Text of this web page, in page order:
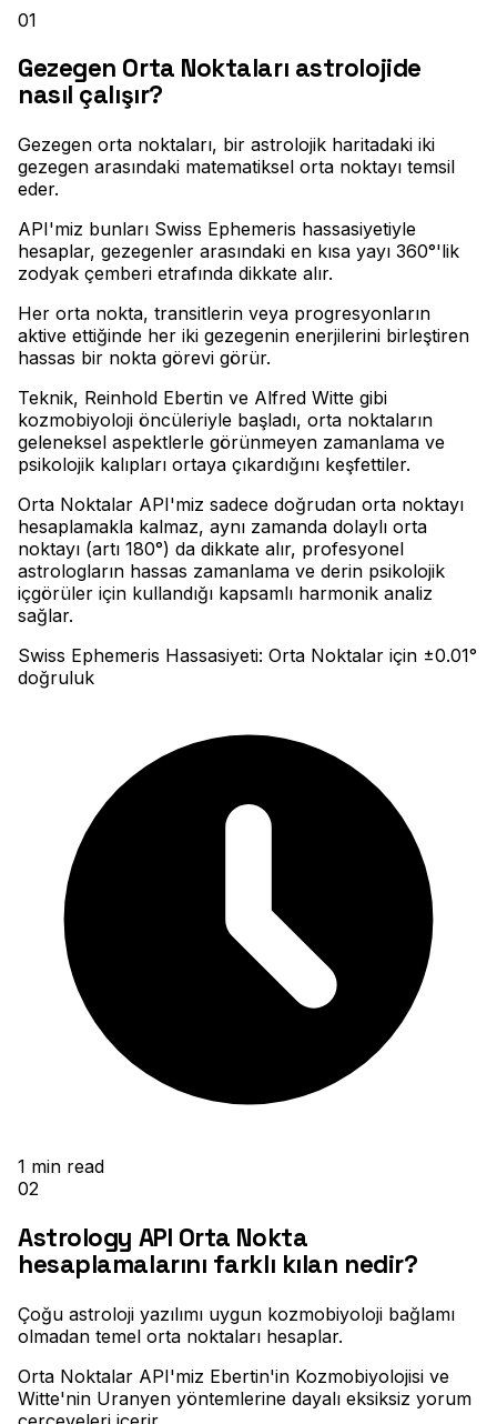
01
Gezegen Orta Noktaları astrolojide
nasıl çalışır?
Gezegen orta noktaları, bir astrolojik haritadaki iki
gezegen arasındaki matematiksel orta noktayı temsil
eder.
API'miz bunları Swiss Ephemeris hassasiyetiyle
hesaplar, gezegenler arasındaki en kısa yayı 360°'lik
zodyak çemberi etrafında dikkate alır.
Her orta nokta, transitlerin veya progresyonların
aktive ettiğinde her iki gezegenin enerjilerini birleştiren
hassas bir nokta görevi görür.
Teknik, Reinhold Ebertin ve Alfred Witte gibi
kozmobiyoloji öncüleriyle başladı, orta noktaların
geleneksel aspektlerle görünmeyen zamanlama ve
psikolojik kalıpları ortaya çıkardığını keşfettiler.
Orta Noktalar API'miz sadece doğrudan orta noktayı
hesaplamakla kalmaz, aynı zamanda dolaylı orta
noktayı (artı 180°) da dikkate alır, profesyonel
astrologların hassas zamanlama ve derin psikolojik
içgörüler için kullandığı kapsamlı harmonik analiz
sağlar.
Swiss Ephemeris Hassasiyeti: Orta Noktalar için ±0.01°
doğruluk
1 min read
02
Astrology API Orta Nokta
hesaplamalarını farklı kılan nedir?
Çoğu astroloji yazılımı uygun kozmobiyoloji bağlamı
olmadan temel orta noktaları hesaplar.
Orta Noktalar API'miz Ebertin'in Kozmobiyolojisi ve
Witte'nin Uranyen yöntemlerine dayalı eksiksiz yorum